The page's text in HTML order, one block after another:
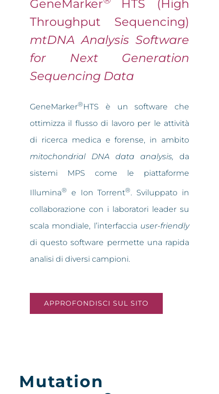
GeneMarker
HTS (High
Throughput Sequencing)
mtDNA Analysis Software
for Next Generation
Sequencing Data
GeneMarker®HTS è un software che
ottimizza il flusso di lavoro per le attività
di ricerca medica e forense, in ambito
mitochondrial DNA data analysis, da
sistemi MPS come le piattaforme
Illumina® e Ion Torrent®. Sviluppato in
collaborazione con i laboratori leader su
scala mondiale, l’interfaccia user-friendly
di questo software permette una rapida
analisi di diversi campioni.
APPROFONDISCI SUL SITO
Mutation